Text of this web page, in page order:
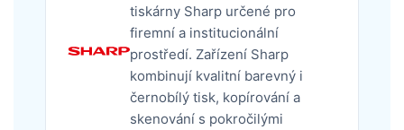
tiskárny Sharp určené pro
firemní a institucionální
prostředí. Zařízení Sharp
kombinují kvalitní barevný i
černobílý tisk, kopírování a
skenování s pokročilými